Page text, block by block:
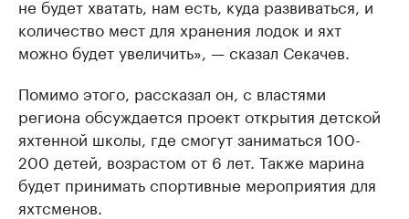
не будет хватать, нам есть, куда развиваться, и
количество мест для хранения лодок и яхт
можно будет увеличить», — сказал Секачев.
Помимо этого, рассказал он, с властями
региона обсуждается проект открытия детской
яхтенной школы, где смогут заниматься 100-
200 детей, возрастом от 6 лет. Также марина
будет принимать спортивные мероприятия для
яхтсменов.